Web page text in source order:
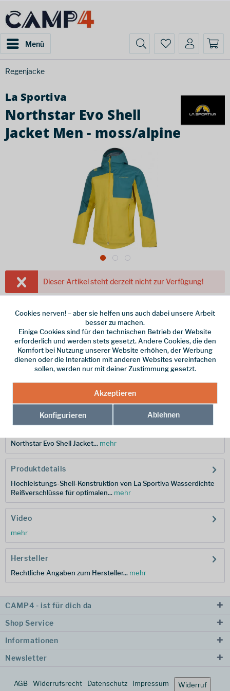
Menü
Regenjacke
La Sportiva
Northstar Evo Shell
Jacket Men - moss/alpine
Dieser Artikel steht derzeit nicht zur Verfügung!
/ Versandkostenfrei!
Größe
Merken
Beschreibung
Northstar Evo Shell Jacket... mehr
Produktdetails
Hochleistungs-Shell-Konstruktion von La Sportiva Wasserdichte
Reißverschlüsse für optimalen... mehr
Video
mehr
Hersteller
Rechtliche Angaben zum Hersteller... mehr
CAMP4 - ist für dich da
Shop Service
Informationen
Newsletter
AGB Widerrufsrecht Datenschutz Impressum Widerruf
Cookies nerven! – aber sie helfen uns auch dabei unsere Arbeit
besser zu machen.
Einige Cookies sind für den technischen Betrieb der Website
erforderlich und werden stets gesetzt. Andere Cookies, die den
Komfort bei Nutzung unserer Website erhöhen, der Werbung
dienen oder die Interaktion mit anderen Websites vereinfachen
sollen, werden nur mit deiner Zustimmung gesetzt.
Akzeptieren
Konfigurieren Ablehnen